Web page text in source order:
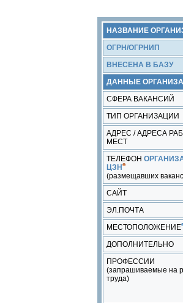
НАЗВАНИЕ
ОГРН/ОГРНИП
ВНЕСЕНА В БАЗУ
ДАННЫЕ
СФЕРА ВАКАНСИЙ
ТИП ОРГАНИЗАЦИИ
АДРЕС / АДРЕСА
МЕСТ
ТЕЛЕФОН
ЦЗН
(размещавших
САЙТ
ЭЛ.ПОЧТА
МЕСТОПОЛОЖЕНИЕ
ДОПОЛНИТЕЛЬНО
ПРОФЕССИИ
(запрашиваемые на
труда)